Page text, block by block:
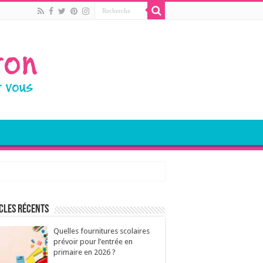
récents
Quelles fournitures scolaires
prévoir pour l’entrée en
primaire en 2026 ?